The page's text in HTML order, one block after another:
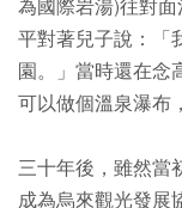
為國際岩湯)往對
平對著兒子說：「
園。」當時還在念
可以做個溫泉瀑布
三十年後，雖然當
成為烏來觀光發展